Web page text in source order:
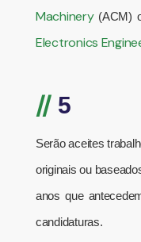
Machinery(ACM)
Electronics
// 5
Serão aceites
originais ou
anos que
candidaturas.